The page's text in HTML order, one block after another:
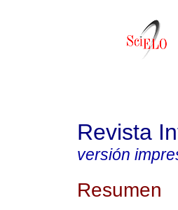
Revista
versión
Resumen